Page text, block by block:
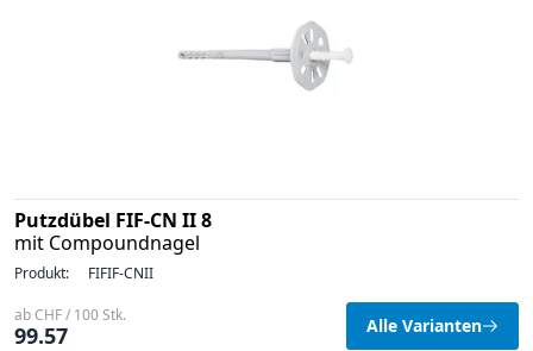
Putzdübel FIF-CN II 8
mit Compoundnagel
Produkt: FIFIF-CNII
ab CHF / 100 Stk.
99.57 Alle Varianten